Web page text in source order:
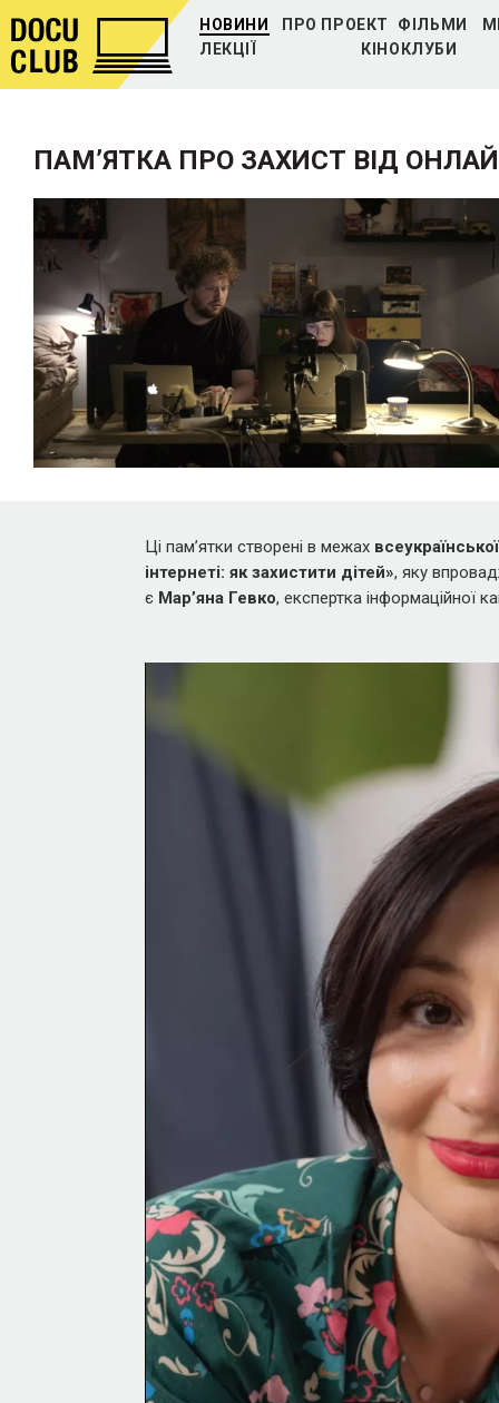
НОВИНИ ПРО ПРОЕКТ ФІЛЬМИ
ЛЕКЦІЇ
КІНОКЛУБИ
ПАМʼЯТКА ПРО ЗАХИСТ ВІД
Ці памʼятки створені в межах
інтернеті: як захистити дітей», яку
є Марʼяна Гевко, експертка інформаційної